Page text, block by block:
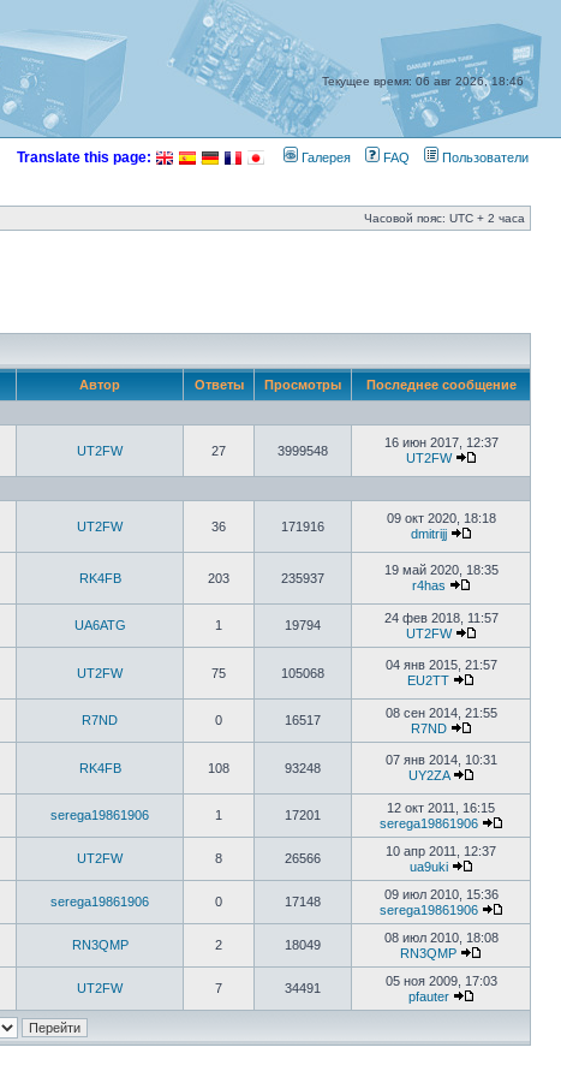
Текущее время: 06 авг 2026, 18:46
Translate this page: Галерея FAQ Пользователи
Часовой пояс: UTC + 2 часа
Автор Ответы Просмотры Последнее сообщение
UT2FW 27 3999548
16 июн 2017, 12:37
UT2FW
UT2FW 36 171916
09 окт 2020, 18:18
dmitrijj
RK4FB 203 235937
19 май 2020, 18:35
r4has
UA6ATG 1 19794
24 фев 2018, 11:57
UT2FW
UT2FW 75 105068
04 янв 2015, 21:57
EU2TT
R7ND 0 16517
08 сен 2014, 21:55
R7ND
RK4FB 108 93248
07 янв 2014, 10:31
UY2ZA
serega19861906 1 17201
12 окт 2011, 16:15
serega19861906
UT2FW 8 26566
10 апр 2011, 12:37
ua9uki
serega19861906 0 17148
09 июл 2010, 15:36
serega19861906
RN3QMP 2 18049
08 июл 2010, 18:08
RN3QMP
UT2FW 7 34491
05 ноя 2009, 17:03
pfauter